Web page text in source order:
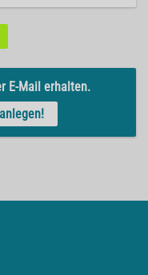
E-Mail erhalten.